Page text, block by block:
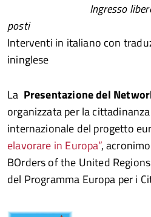
Ingresso
posti
Interventi in italiano con
ininglese
La Presentazione del
organizzata per la
internazionale del progetto
elavorare in Europa”,
BOrders of the United
del Programma Europa per i